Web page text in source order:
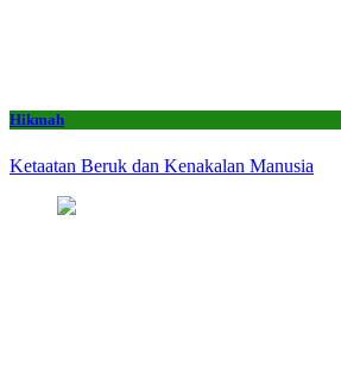
Hikmah
Ketaatan Beruk dan Kenakalan Manusia